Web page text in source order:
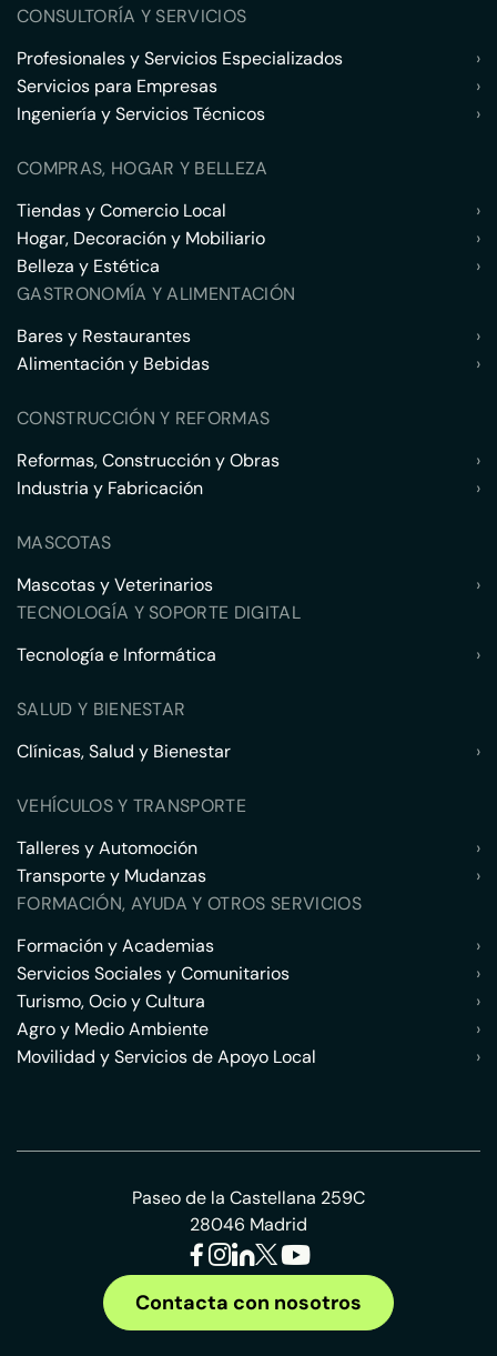
CONSULTORÍA Y SERVICIOS
Profesionales y Servicios Especializados
›
Servicios para Empresas
›
Ingeniería y Servicios Técnicos
›
COMPRAS, HOGAR Y BELLEZA
Tiendas y Comercio Local
›
Hogar, Decoración y Mobiliario
›
Belleza y Estética
›
GASTRONOMÍA Y ALIMENTACIÓN
Bares y Restaurantes
›
Alimentación y Bebidas
›
CONSTRUCCIÓN Y REFORMAS
Reformas, Construcción y Obras
›
Industria y Fabricación
›
MASCOTAS
Mascotas y Veterinarios
›
TECNOLOGÍA Y SOPORTE DIGITAL
Tecnología e Informática
›
SALUD Y BIENESTAR
Clínicas, Salud y Bienestar
›
VEHÍCULOS Y TRANSPORTE
Talleres y Automoción
›
Transporte y Mudanzas
›
FORMACIÓN, AYUDA Y OTROS SERVICIOS
Formación y Academias
›
Servicios Sociales y Comunitarios
›
Turismo, Ocio y Cultura
›
Agro y Medio Ambiente
›
Movilidad y Servicios de Apoyo Local
›
Paseo de la Castellana 259C
28046 Madrid
Contacta con nosotros